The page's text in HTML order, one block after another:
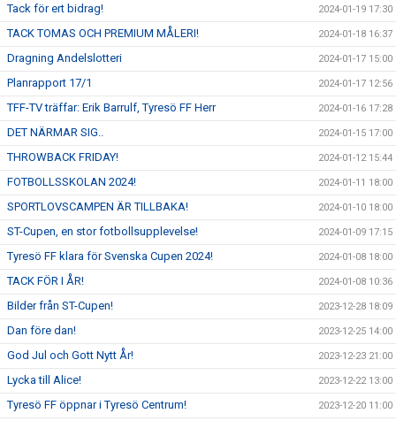
Tack för ert bidrag! 2024-01-19 17:30
TACK TOMAS OCH PREMIUM MÅLERI! 2024-01-18 16:37
Dragning Andelslotteri 2024-01-17 15:00
Planrapport 17/1 2024-01-17 12:56
TFF-TV träffar: Erik Barrulf, Tyresö FF Herr 2024-01-16 17:28
DET NÄRMAR SIG.. 2024-01-15 17:00
THROWBACK FRIDAY! 2024-01-12 15:44
FOTBOLLSSKOLAN 2024! 2024-01-11 18:00
SPORTLOVSCAMPEN ÄR TILLBAKA! 2024-01-10 18:00
ST-Cupen, en stor fotbollsupplevelse! 2024-01-09 17:15
Tyresö FF klara för Svenska Cupen 2024! 2024-01-08 18:00
TACK FÖR I ÅR! 2024-01-08 10:36
Bilder från ST-Cupen! 2023-12-28 18:09
Dan före dan! 2023-12-25 14:00
God Jul och Gott Nytt År! 2023-12-23 21:00
Lycka till Alice! 2023-12-22 13:00
Tyresö FF öppnar i Tyresö Centrum! 2023-12-20 11:00